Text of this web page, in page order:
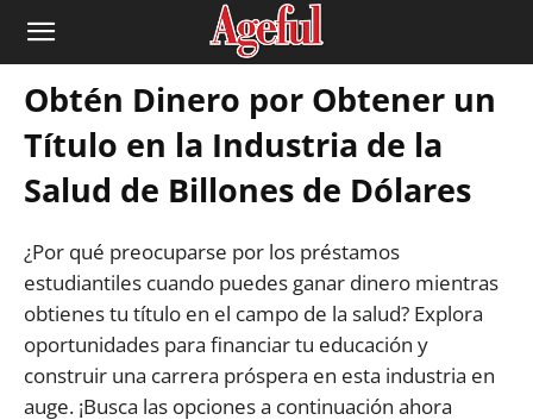
Obtén Dinero por Obtener un
Título en la Industria de la
Salud de Billones de Dólares
¿Por qué preocuparse por los préstamos
estudiantiles cuando puedes ganar dinero mientras
obtienes tu título en el campo de la salud? Explora
oportunidades para financiar tu educación y
construir una carrera próspera en esta industria en
auge. ¡Busca las opciones a continuación ahora